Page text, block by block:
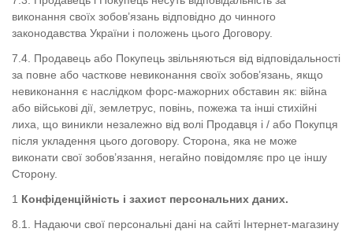
виконання своїх зобов’язань відповідно до чинного
законодавства України і положень цього Договору.
7.4. Продавець або Покупець звільняються від відповідальності
за повне або часткове невиконання своїх зобов’язань, якщо
невиконання є наслідком форс-мажорних обставин як: війна
або військові дії, землетрус, повінь, пожежа та інші стихійні
лиха, що виникли незалежно від волі Продавця і / або Покупця
після укладення цього договору. Сторона, яка не може
виконати свої зобов’язання, негайно повідомляє про це іншу
Сторону.
Конфіденційність і захист персональних даних.
8.1. Надаючи свої персональні дані на сайті Інтернет-магазину